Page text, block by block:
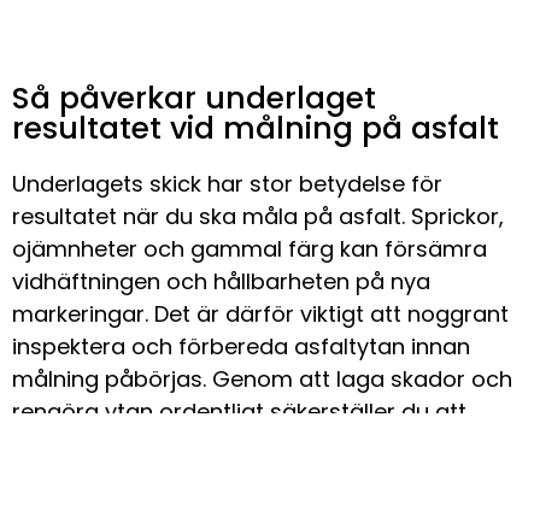
Så påverkar underlaget
resultatet vid målning på asfalt
Underlagets skick har stor betydelse för
resultatet när du ska måla på asfalt. Sprickor,
ojämnheter och gammal färg kan försämra
vidhäftningen och hållbarheten på nya
markeringar. Det är därför viktigt att noggrant
inspektera och förbereda asfaltytan innan
målning påbörjas. Genom att laga skador och
rengöra ytan ordentligt säkerställer du att